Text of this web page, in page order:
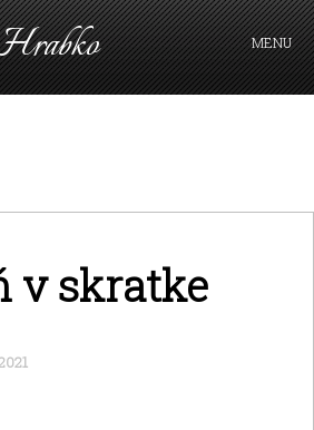
MENU
ARGUMENTY
O MNE
PRIHLÁSIŤ SA
v skratke